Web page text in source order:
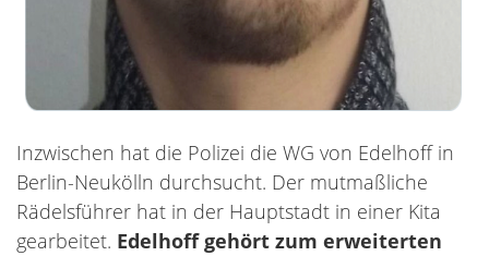
Inzwischen hat die Polizei die WG von Edelhoff in
Berlin-Neukölln durchsucht. Der mutmaßliche
Rädelsführer hat in der Hauptstadt in einer Kita
gearbeitet. Edelhoff gehört zum erweiterten